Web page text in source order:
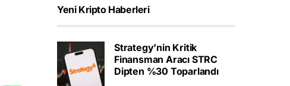
Yeni Kripto Haberleri
Strategy’nin Kritik
Finansman Aracı STRC
Dipten %30 Toparlandı